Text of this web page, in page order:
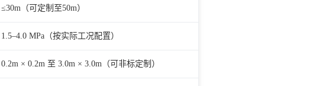
≤30m（可定制至50m）
1.5–4.0 MPa（按实际工况配置）
0.2m × 0.2m 至 3.0m × 3.0m（可非标定制）